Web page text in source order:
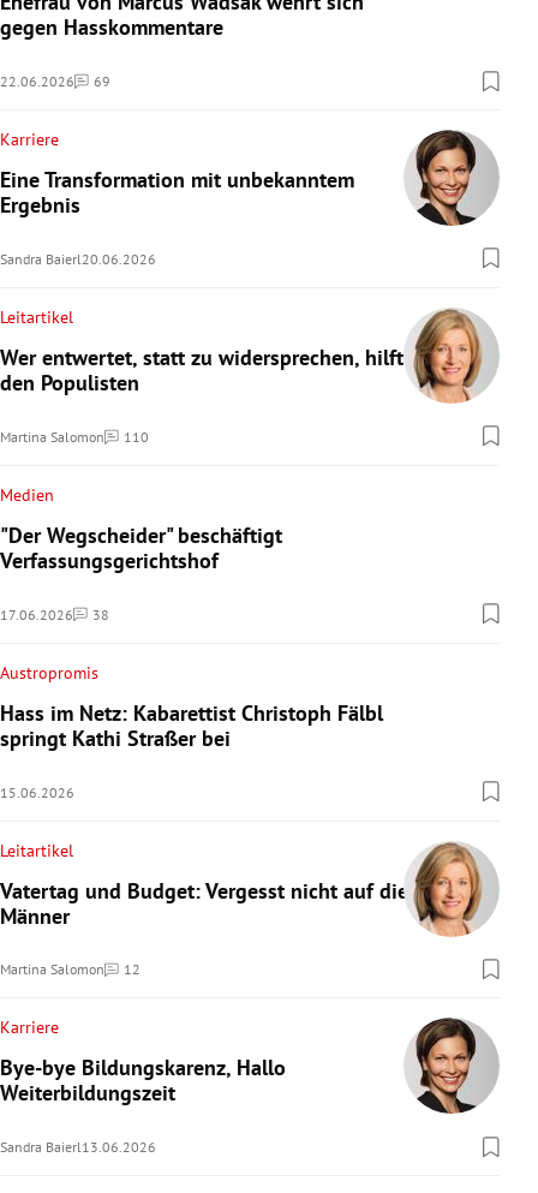
gegen Hasskommentare
22.06.2026 69
Kommentare
Karriere
Eine Transformation mit unbekanntem
Ergebnis
Sandra Baierl 20.06.2026
Leitartikel
Wer entwertet, statt zu widersprechen, hilft
den Populisten
Martina Salomon 110
Kommentare
Medien
"Der Wegscheider" beschäftigt
Verfassungsgerichtshof
17.06.2026 38
Kommentare
Austropromis
Hass im Netz: Kabarettist Christoph Fälbl
springt Kathi Straßer bei
15.06.2026
Leitartikel
Vatertag und Budget: Vergesst nicht auf die
Männer
Martina Salomon 12
Kommentare
Karriere
Bye-bye Bildungskarenz, Hallo
Weiterbildungszeit
Sandra Baierl13.06.2026